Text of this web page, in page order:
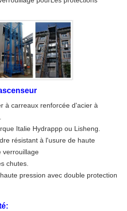
à carreaux renforcée d'acier à
Italie Hydrappp ou Lisheng.
résistant à l'usure de haute
verrouillage
chutes.
pression avec double protection